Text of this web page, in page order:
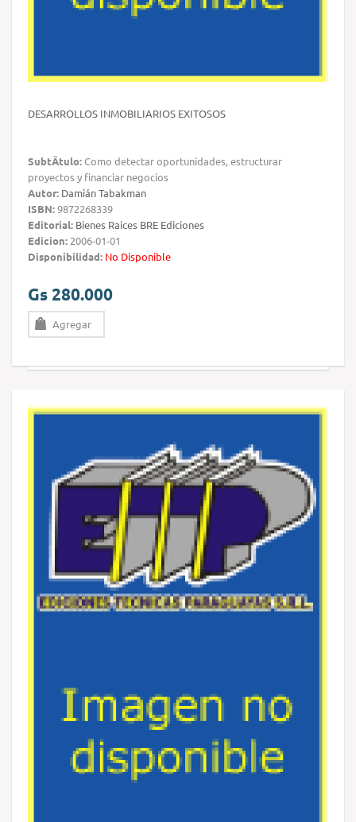
DESARROLLOS INMOBILIARIOS EXITOSOS
SubtÃ­tulo:Como detectar oportunidades, estructurar
proyectos y financiar negocios
Autor: Damián Tabakman
ISBN:9872268339
Editorial: Bienes Raices BRE Ediciones
Edicion: 2006-01-01
Disponibilidad: No Disponible
Gs 280.000
Agregar